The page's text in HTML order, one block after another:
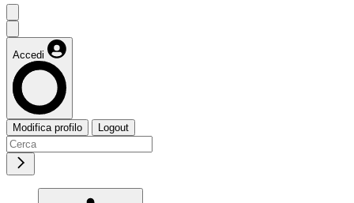
Accedi
Modifica profilo Logout